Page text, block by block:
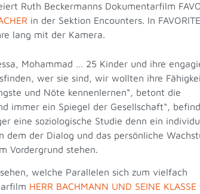
Ruth Beckermanns Dokumentarfilm
in der Sektion Encounters. In
lang mit der Kamera.
Mohammad … 25 Kinder und ihre
wer sie sind, wir wollten ihre
und Nöte kennenlernen“, betont die
immer ein Spiegel der Gesellschaft“,
eine soziologische Studie denn ein
dem der Dialog und das persönliche
Vordergrund stehen.
welche Parallelen sich zum vielfach
HERR BACHMANN UND SEINE KLASSE